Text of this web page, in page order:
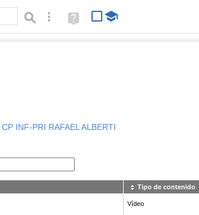
Búsqueda avanzada
Ayuda
(en
CP INF-PRI RAFAEL ALBERTI
Tipo de contenido
Vídeo